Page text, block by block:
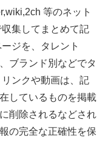
等のネット
収集してまとめて記
ジを、タレント
ブランド別などでタ
ンクや動画は、記
しているものを掲載
削除されるなどされ
の完全な正確性を保